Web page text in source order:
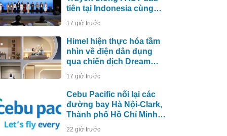
tiên tại Indonesia cùng
các đài truyền hình hàng
đầu
17 giờ trước
Himel hiện thực hóa tầm
nhìn về điện dân dụng
qua chiến dịch Dream
Home toàn cầu
17 giờ trước
Cebu Pacific nối lại các
đường bay Hà Nội-Clark,
Thành phố Hồ Chí Minh-
Cebu
22 giờ trước